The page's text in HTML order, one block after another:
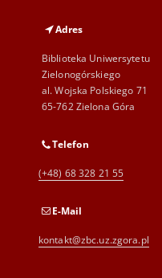
Adres
Biblioteka Uniwersytetu
Zielonogórskiego
al. Wojska Polskiego 71
65-762 Zielona Góra
Telefon
(+48) 68 328 21 55
E-Mail
kontakt@zbc.uz.zgora.pl